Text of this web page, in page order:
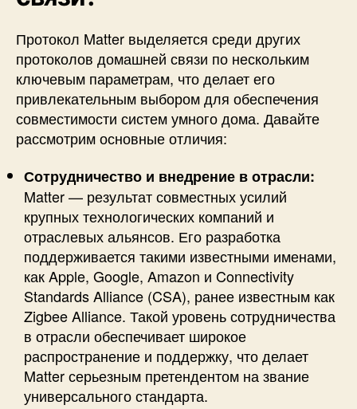
Протокол Matter выделяется среди других
протоколов домашней связи по нескольким
ключевым параметрам, что делает его
привлекательным выбором для обеспечения
совместимости систем умного дома. Давайте
рассмотрим основные отличия:
Сотрудничество и внедрение в отрасли:
Matter — результат совместных усилий
крупных технологических компаний и
отраслевых альянсов. Его разработка
поддерживается такими известными именами,
как Apple, Google, Amazon и Connectivity
Standards Alliance (CSA), ранее известным как
Zigbee Alliance. Такой уровень сотрудничества
в отрасли обеспечивает широкое
распространение и поддержку, что делает
Matter серьезным претендентом на звание
универсального стандарта.